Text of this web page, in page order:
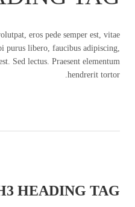
eros pede semper est, vitae
purus libero, faucibus adipiscing,
Sed lectus. Praesent elementum
hendrerit tortor.
HEADING TAG